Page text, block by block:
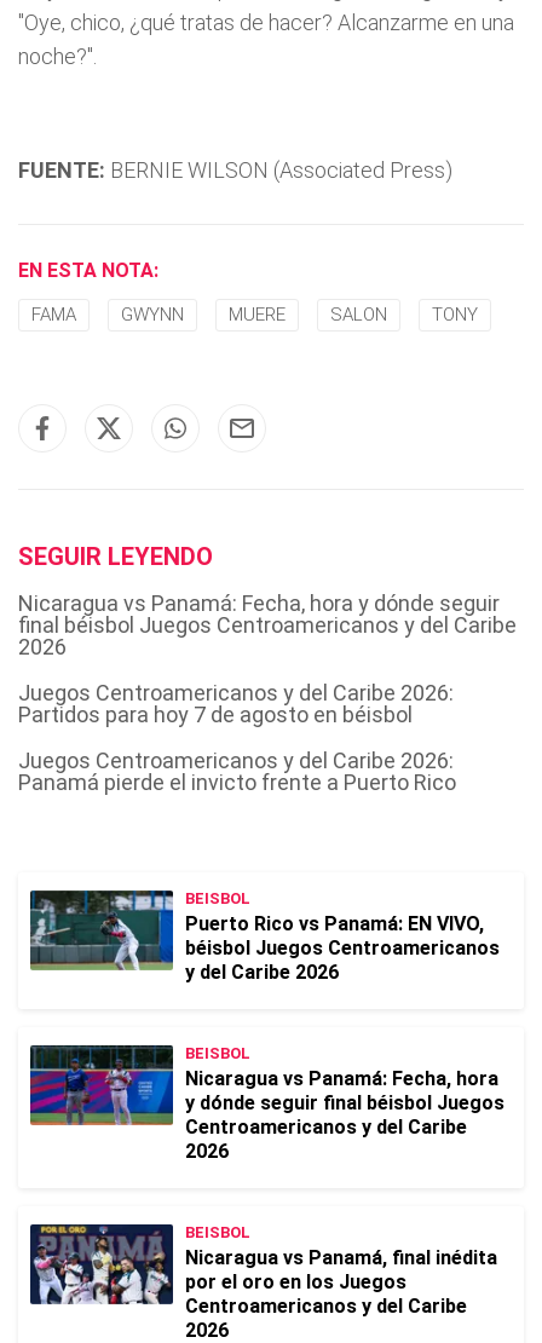
"Oye, chico, ¿qué tratas de hacer? Alcanzarme en una
noche?".
FUENTE: BERNIE WILSON (Associated Press)
EN ESTA NOTA:
FAMA GWYNN MUERE SALON TONY
SEGUIR LEYENDO
Nicaragua vs Panamá: Fecha, hora y dónde seguir
final béisbol Juegos Centroamericanos y del Caribe
2026
Juegos Centroamericanos y del Caribe 2026:
Partidos para hoy 7 de agosto en béisbol
Juegos Centroamericanos y del Caribe 2026:
Panamá pierde el invicto frente a Puerto Rico
BEISBOL
Puerto Rico vs Panamá: EN VIVO,
béisbol Juegos Centroamericanos
y del Caribe 2026
BEISBOL
Nicaragua vs Panamá: Fecha, hora
y dónde seguir final béisbol Juegos
Centroamericanos y del Caribe
2026
BEISBOL
Nicaragua vs Panamá, final inédita
por el oro en los Juegos
Centroamericanos y del Caribe
2026